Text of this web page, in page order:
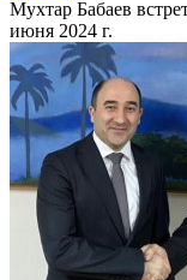
Мухтар Бабаев
июня 2024 г.